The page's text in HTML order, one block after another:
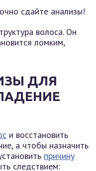
волоса. Он
ломким,
ДЛЯ
и восстановить
а чтобы назначить
причину
следствием: